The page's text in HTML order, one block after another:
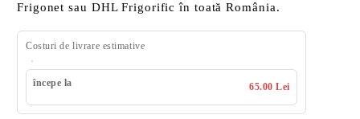
Frigonet sau DHL Frigorific în toată România.
Costuri de livrare estimative
începe la 65.00 Lei